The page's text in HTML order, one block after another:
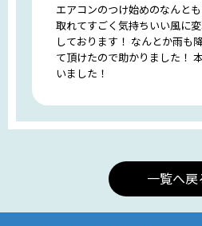
エアコンのつけ始めのなんと
取れてすごく気持ちいい風に
しております！ なんとか雨も
て頂けたので助かりました！
いました！
一覧へ戻